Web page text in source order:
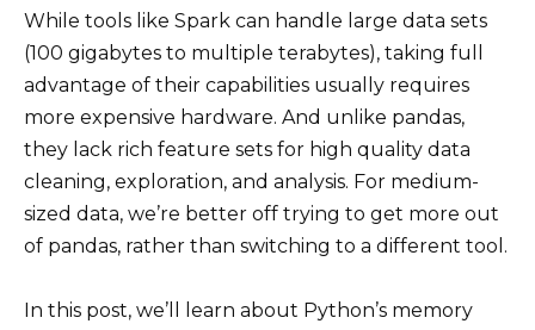
While tools like Spark can handle large data sets
(100 gigabytes to multiple terabytes), taking full
advantage of their capabilities usually requires
more expensive hardware. And unlike pandas,
they lack rich feature sets for high quality data
cleaning, exploration, and analysis. For medium-
sized data, we’re better off trying to get more out
of pandas, rather than switching to a different tool.
In this post, we’ll learn about Python’s memory